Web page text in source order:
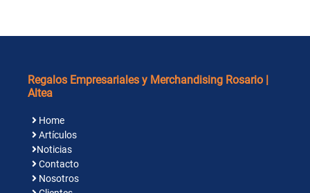
Regalos Empresariales y Merchandising Rosario |
Altea
Home
Artículos
Noticias
Contacto
Nosotros